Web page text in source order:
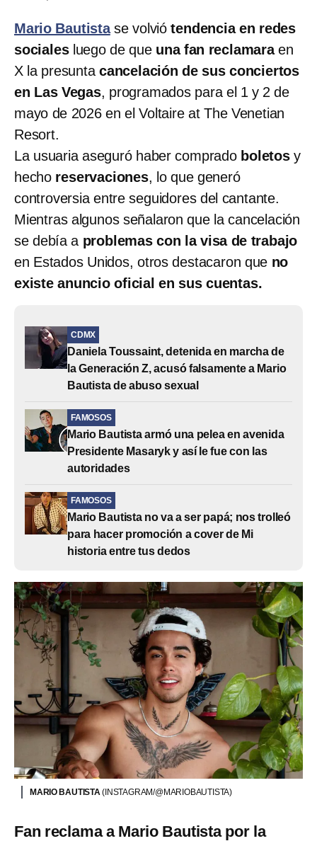
Mario Bautistase volviótendencia en redes
socialesluego de que una fan reclamaraen
X la presuntacancelación de sus conciertos
en Las Vegas, programados para el 1 y 2 de
mayo de 2026 en el Voltaire at The Venetian
Resort.
La usuaria aseguró haber comprado boletosy
hecho reservaciones, lo que generó
controversia entre seguidores del cantante.
Mientras algunos señalaron que la cancelación
se debía a problemas con la visa de trabajo
en Estados Unidos, otros destacaron que no
existe anuncio oficial en sus cuentas.
CDMX
Daniela Toussaint, detenida en marcha de
la Generación Z, acusó falsamente a Mario
Bautista de abuso sexual
FAMOSOS
Mario Bautista armó una pelea en avenida
Presidente Masaryk y así le fue con las
autoridades
FAMOSOS
Mario Bautista no va a ser papá; nos trolleó
para hacer promoción a cover de Mi
historia entre tus dedos
MARIO BAUTISTA(INSTAGRAM/@MARIOBAUTISTA)
Fan reclama a Mario Bautista por la